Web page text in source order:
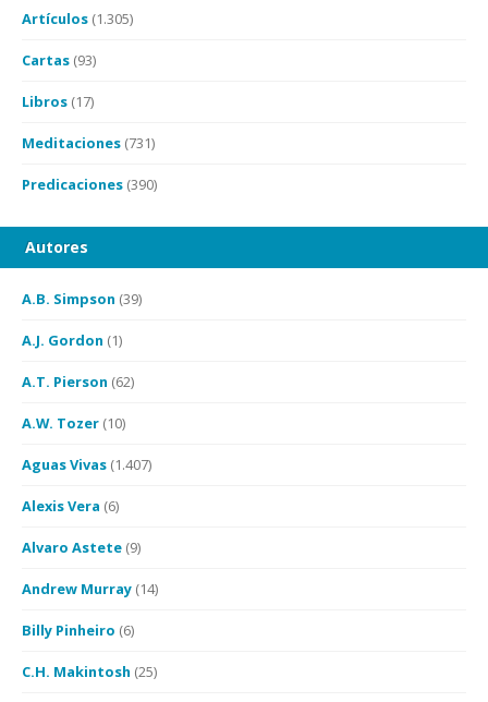
Artículos (1.305)
Cartas (93)
Libros (17)
Meditaciones (731)
Predicaciones (390)
Autores
A.B. Simpson (39)
A.J. Gordon (1)
A.T. Pierson (62)
A.W. Tozer (10)
Aguas Vivas (1.407)
Alexis Vera (6)
Alvaro Astete (9)
Andrew Murray (14)
Billy Pinheiro (6)
C.H. Makintosh (25)